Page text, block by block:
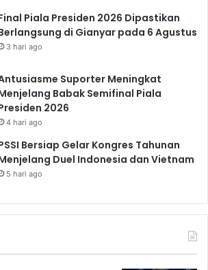
Piala Presiden 2026 Dipastikan
di Gianyar pada 6 Agustus
3 hari ago
Suporter Meningkat
Babak Semifinal Piala
2026
4 hari ago
Bersiap Gelar Kongres Tahunan
Duel Indonesia dan Vietnam
5 hari ago